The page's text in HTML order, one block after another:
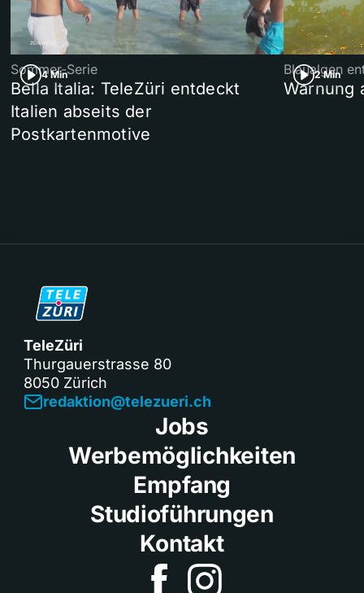
4 Min
Sommer-Serie
Bella Italia: TeleZüri entdeckt
Italien abseits der
Postkartenmotive
2 Min
Blaualgen
Warnung
TeleZüri
Thurgauerstrasse 80
8050 Zürich
redaktion@telezueri.ch
Jobs
Werbemöglichkeiten
Empfang
Studioführungen
Kontakt